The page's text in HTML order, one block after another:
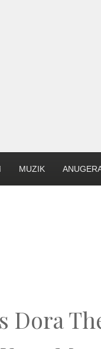
MUZIK
Dora